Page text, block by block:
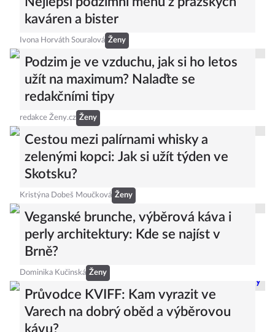
kaváren a bister
Ivona Horváth Souralová Ženy
Podzim je ve vzduchu, jak si ho letos
užít na maximum? Nalaďte se
redakčními tipy
redakce Ženy.cz Ženy
Cestou mezi palírnami whisky a
zelenými kopci: Jak si užít týden ve
Skotsku?
Kristýna Dobeš Moučková Ženy
Veganské brunche, výběrová káva i
perly architektury: Kde se najíst v
Brně?
Dominika Kučinská Ženy
Průvodce KVIFF: Kam vyrazit ve
Varech na dobrý oběd a výběrovou
kávu?